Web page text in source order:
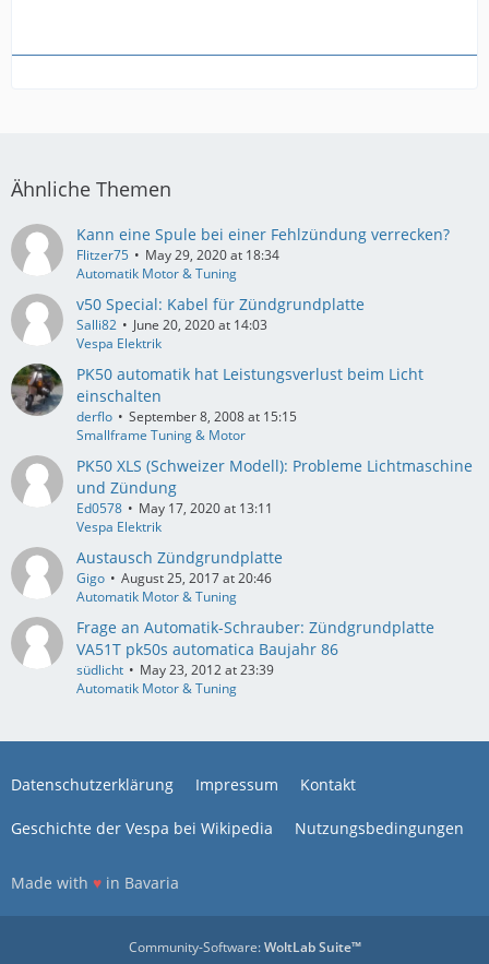
Ähnliche Themen
Kann eine Spule bei einer Fehlzündung verrecken?
Flitzer75
May 29, 2020 at 18:34
Automatik Motor & Tuning
v50 Special: Kabel für Zündgrundplatte
Salli82
June 20, 2020 at 14:03
Vespa Elektrik
PK50 automatik hat Leistungsverlust beim Licht
einschalten
derflo
September 8, 2008 at 15:15
Smallframe Tuning & Motor
PK50 XLS (Schweizer Modell): Probleme Lichtmaschine
und Zündung
Ed0578
May 17, 2020 at 13:11
Vespa Elektrik
Austausch Zündgrundplatte
Gigo
August 25, 2017 at 20:46
Automatik Motor & Tuning
Frage an Automatik-Schrauber: Zündgrundplatte
VA51T pk50s automatica Baujahr 86
südlicht
May 23, 2012 at 23:39
Automatik Motor & Tuning
Datenschutzerklärung Impressum Kontakt
Geschichte der Vespa bei Wikipedia Nutzungsbedingungen
Made with ♥ in Bavaria
Community-Software:WoltLab Suite™